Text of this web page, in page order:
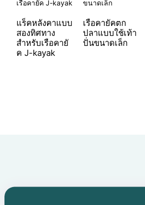
แร็คหลังคาแบบ
สองทิศทาง
สำหรับเรือคายั
ค J-kayak
เรือคายัคตก
ปลาแบบใช้เท้า
ปั่นขนาดเล็ก